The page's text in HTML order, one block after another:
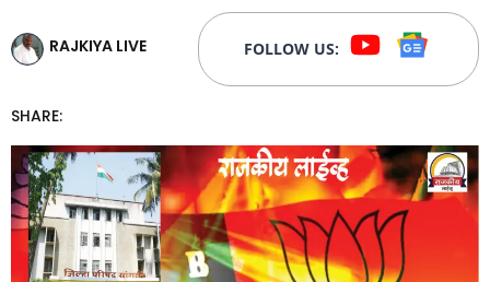
RAJKIYA LIVE FOLLOW US:
SHARE: